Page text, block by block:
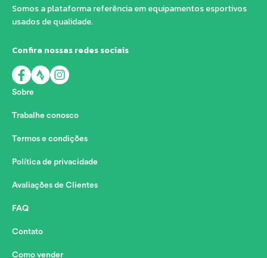
Somos a plataforma referência em equipamentos esportivos
usados de qualidade.
Confira nossas redes sociais
Sobre
Trabalhe conosco
Termos e condições
Política de privacidade
Avaliações de Clientes
FAQ
Contato
Como vender